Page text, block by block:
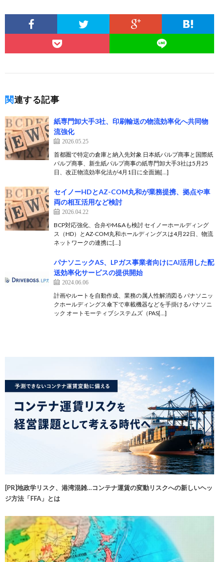
関連する記事
紙専門卸大手3社、印刷輸送の物流効率化へ共同物
流強化
2026.05.25
首都圏で特定の倉庫と納入先対象 日本紙パルプ商事と国際紙
パルプ商事、新生紙パルプ商事の紙専門卸大手3社は5月25
日、改正物流効率化法が4月1日に全面施[…]
セイノーHDとAZ-COM丸和が業務提携、拠点や車
両の相互活用など検討
2026.04.22
BCP対応強化、合弁やM&Aも検討 セイノーホールディング
ス（HD）とAZ-COM丸和ホールディングスは4月22日、物流
ネットワークの連携に[…]
パナソニックAS、LPガス事業者向けにAI活用した配
送効率化サービスの提供開始
2024.06.06
計画やルートを自動作成、業務の属人性解消図る パナソニッ
クホールディングス傘下で車載機器などを手掛けるパナソニ
ック オートモーティブシステムズ（PAS[…]
[PR]地政学リスク、港湾混雑…コンテナ運賃の変動リスクへの新しいヘッ
ジ方法「FFA」とは